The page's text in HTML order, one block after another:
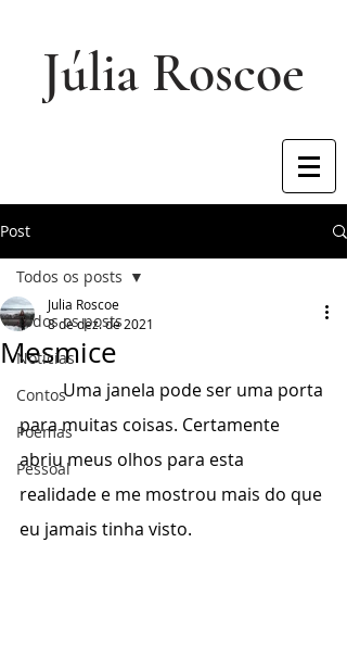
Júlia Roscoe
Post
Todos os posts
Notícias
Contos
Poemas
Pessoal
Todos os posts
Mesmice
Julia Roscoe
8 de dez. de 2021
	Uma janela pode ser uma porta
para muitas coisas. Certamente
abriu meus olhos para esta
realidade e me mostrou mais do que
eu jamais tinha visto.